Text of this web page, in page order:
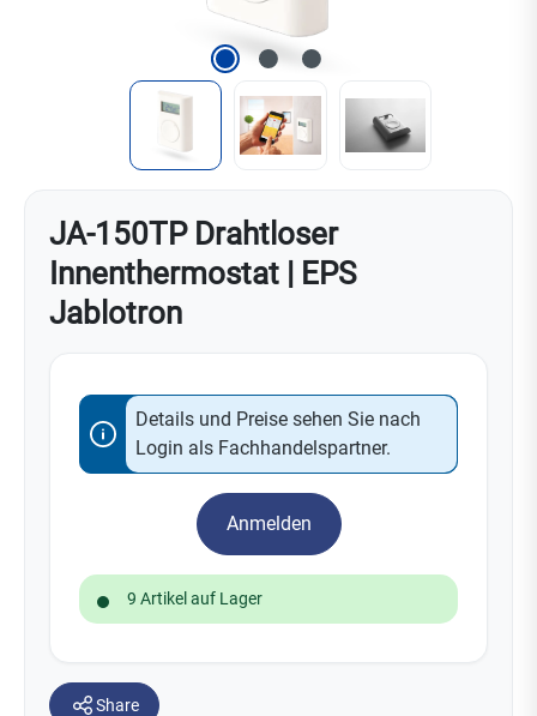
JA-150TP Drahtloser
Innenthermostat | EPS
Jablotron
Details und Preise sehen Sie nach
Login als Fachhandelspartner.
Anmelden
9 Artikel auf Lager
Share